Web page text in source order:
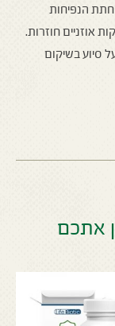
הנפיחות
אוזניים חוזרות.
סיוע בשיקום
אתכם